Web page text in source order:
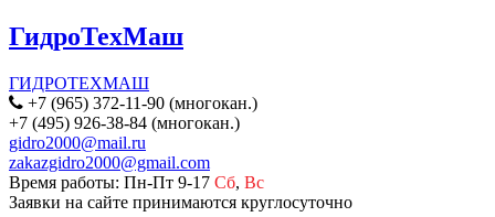
ГидроТехМаш
ГИДРОТЕХМАШ
+7 (965) 372-11-90 (многокан.)
+7 (495) 926-38-84 (многокан.)
gidro2000@mail.ru
zakazgidro2000@gmail.com
Время работы: Пн-Пт 9-17 Сб, Вс
Заявки на сайте принимаются круглосуточно